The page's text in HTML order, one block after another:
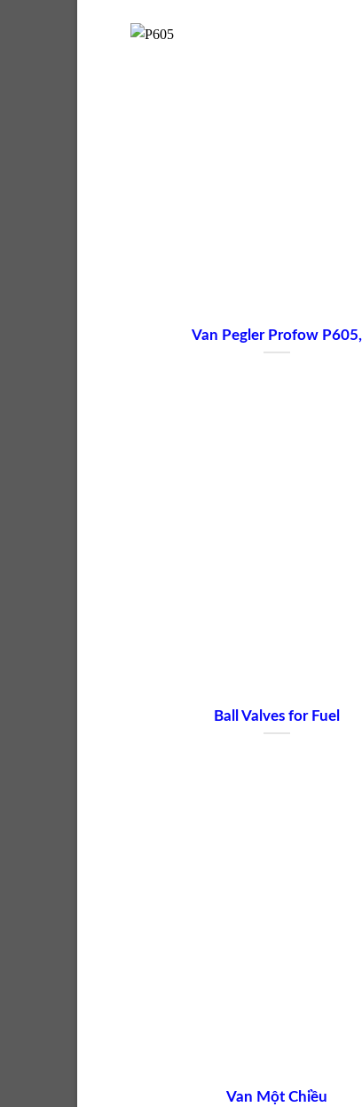
Van Pegler Profow P605,
Ball Valves for Fuel
Van Một Chiều